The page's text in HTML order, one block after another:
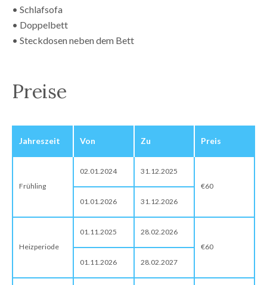
• Schlafsofa
• Doppelbett
• Steckdosen neben dem Bett
Preise
Jahreszeit Von Zu Preis
Frühling
02.01.2024
31.12.2025
€60
01.01.2026
31.12.2026
Heizperiode
01.11.2025
28.02.2026
€60
01.11.2026
28.02.2027